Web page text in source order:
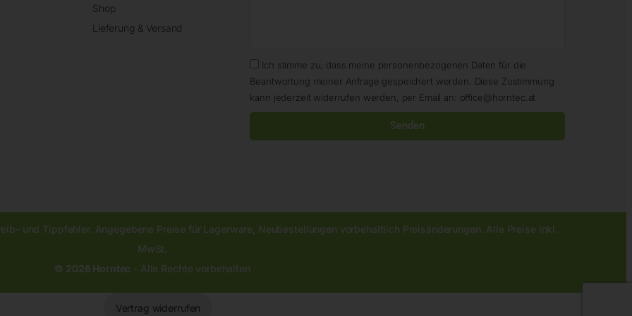
Shop
Lieferung & Versand
Ich stimme zu, dass meine personenbezogenen Daten für die
Beantwortung meiner Anfrage gespeichert werden. Diese Zustimmung
kann jederzeit widerrufen werden, per Email an: office@horntec.at
Senden
und Tippfehler. Angegebene Preise für Lagerware, Neubestellungen vorbehaltlich Preisänderungen. Alle Preise inkl.
MwSt.
© 2026 Horntec - Alle Rechte vorbehalten
Vertrag widerrufen